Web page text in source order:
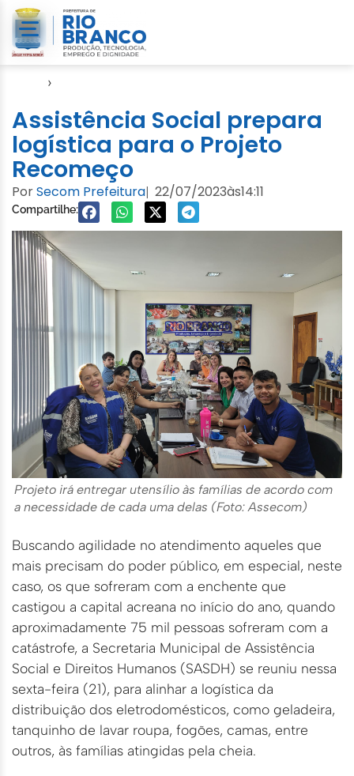
›
Assistência Social prepara
logística para o Projeto
Recomeço
PorSecom Prefeitura| 22/07/2023às14:11
Compartilhe:
Projeto irá entregar utensílio às famílias de acordo com
a necessidade de cada uma delas (Foto: Assecom)
Buscando agilidade no atendimento aqueles que
mais precisam do poder público, em especial, neste
caso, os que sofreram com a enchente que
castigou a capital acreana no início do ano, quando
aproximadamente 75 mil pessoas sofreram com a
catástrofe, a Secretaria Municipal de Assistência
Social e Direitos Humanos (SASDH) se reuniu nessa
sexta-feira (21), para alinhar a logística da
distribuição dos eletrodomésticos, como geladeira,
tanquinho de lavar roupa, fogões, camas, entre
outros, às famílias atingidas pela cheia.